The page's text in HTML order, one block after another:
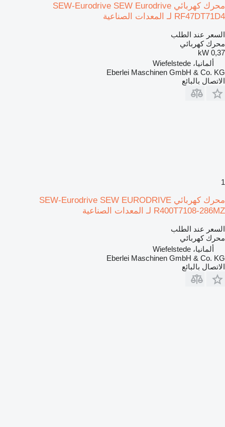
محرك كهربائي SEW-Eurodrive SEW Eurodrive
RF47DT71D4 لـ المعدات الصناعية
السعر عند الطلب
محرك كهربائي
0,37 kW
ألمانيا، Wiefelstede
Eberlei Maschinen GmbH & Co. KG
الاتصال بالبائع
1
محرك كهربائي SEW-Eurodrive SEW EURODRIVE
R400T7108-286MZ لـ المعدات الصناعية
السعر عند الطلب
محرك كهربائي
ألمانيا، Wiefelstede
Eberlei Maschinen GmbH & Co. KG
الاتصال بالبائع